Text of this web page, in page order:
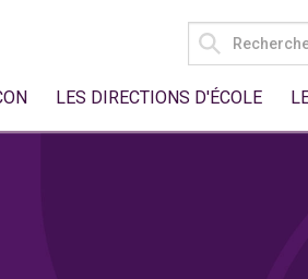
SEARCH
FOR:
LES DIRECTIONS D'ÉCOLE